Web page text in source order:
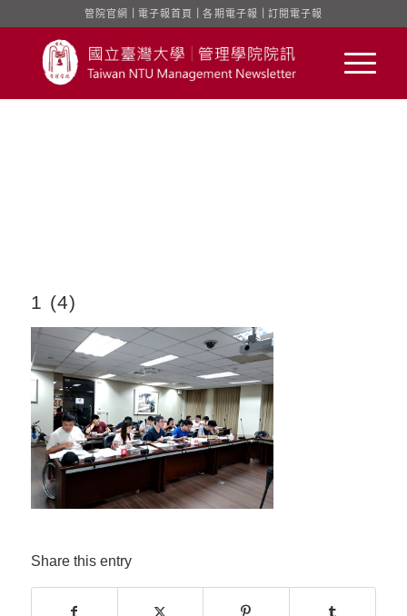
管院官網 電子報首頁 ｜各期電子報 訂閱電子報
1 (4)
Share this entry